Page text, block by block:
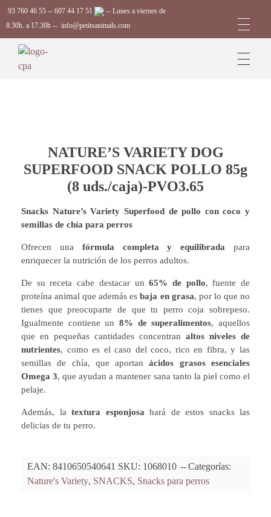
93 760 46 55 -- 607 44 17 51
-- Lunes a viernes de
8:30h. a 17.30h -- info@petitsanimals.com
NATURE’S VARIETY DOG
SUPERFOOD SNACK POLLO 85g
(8 uds./caja)-PVO3.65
Snacks Nature’s Variety Superfood de pollo con coco y
semillas de chía para perros
Ofrecen una fórmula completa y equilibrada para
enriquecer la nutrición de los perros adultos.
De su receta cabe destacar un65% de pollo, fuente de
proteína animal que además esbaja en grasa, por lo que no
tienes que preocuparte de que tu perro coja sobrepeso.
Igualmente contiene un 8% de superalimentos, aquellos
que en pequeñas cantidades concentran altos niveles de
nutrientes, como es el caso del coco, rico en fibra, y las
semillas de chía, que aportanácidos grasos esenciales
Omega 3, que ayudan a mantener sana tanto la piel como el
pelaje.
Además, la textura esponjosa hará de estos snacks las
delicias de tu perro.
EAN: 8410650540641 SKU: 1068010
Categorías:
Nature's Variety, SNACKS, Snacks para perros